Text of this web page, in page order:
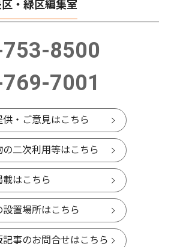
・緑区編集室
8500
7001
供・ご意見はこちら
の二次利用等はこちら
載はこちら
設置場所はこちら
記事のお問合せはこちら